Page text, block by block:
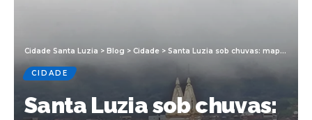
Cidade Santa Luzia > Blog > Cidade > Santa Luzia sob chuvas: mapa destaca deslizamentos, alagamentos e crateras
CIDADE
Santa Luzia sob chuvas: